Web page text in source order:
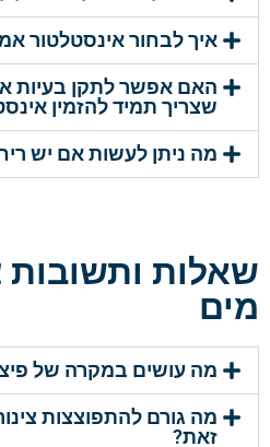
איך לבחור אינסטלטור
האם אפשר לתקן בעיות
שצריך תמיד להזמין
מה ניתן לעשות אם יש
שאלות ותשובות
מים
מה עושים במקרה של
מה גורם להתפוצצות
זאת?